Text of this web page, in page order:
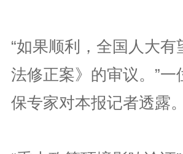
“如果顺利，全国人大
法修正案》的审议。”
保专家对本报记者透露。